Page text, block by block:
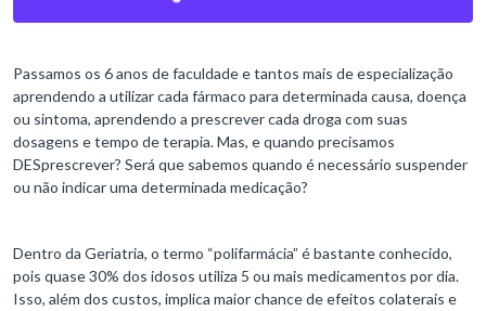
Passamos os 6 anos de faculdade e tantos mais de especialização
aprendendo a utilizar cada fármaco para determinada causa, doença
ou sintoma, aprendendo a prescrever cada droga com suas
dosagens e tempo de terapia. Mas, e quando precisamos
DESprescrever? Será que sabemos quando é necessário suspender
ou não indicar uma determinada medicação?
Dentro da Geriatria, o termo “polifarmácia” é bastante conhecido,
pois quase 30% dos idosos utiliza 5 ou mais medicamentos por dia.
Isso, além dos custos, implica maior chance de efeitos colaterais e